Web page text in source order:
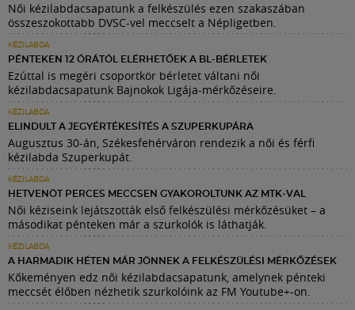
Női kézilabdacsapatunk a felkészülés ezen szakaszában
összeszokottabb DVSC-vel meccselt a Népligetben.
KÉZILABDA
PÉNTEKEN 12 ÓRÁTÓL ELÉRHETŐEK A BL-BÉRLETEK
Ezúttal is megéri csoportkör bérletet váltani női
kézilabdacsapatunk Bajnokok Ligája-mérkőzéseire.
KÉZILABDA
ELINDULT A JEGYÉRTÉKESÍTÉS A SZUPERKUPÁRA
Augusztus 30-án, Székesfehérváron rendezik a női és férfi
kézilabda Szuperkupát.
KÉZILABDA
HETVENÖT PERCES MECCSEN GYAKOROLTUNK AZ MTK-VAL
Női kéziseink lejátszották első felkészülési mérkőzésüket – a
másodikat pénteken már a szurkolók is láthatják.
KÉZILABDA
A HARMADIK HÉTEN MÁR JÖNNEK A FELKÉSZÜLÉSI MÉRKŐZÉSEK
Kőkeményen edz női kézilabdacsapatunk, amelynek pénteki
meccsét élőben nézhetik szurkolóink az FM Youtube+-on.